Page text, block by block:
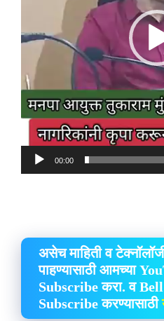
00:00
असेच माहिती व
पाहण्यासाठी आमच्या
Subscribe करा. व
Subscribe करण्यासाठी